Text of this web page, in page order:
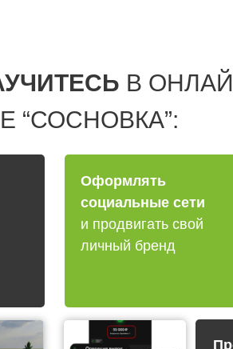
В
“СОСНОВКА”:
Оформлять
социальные сети
и продвигать свой
личный бренд